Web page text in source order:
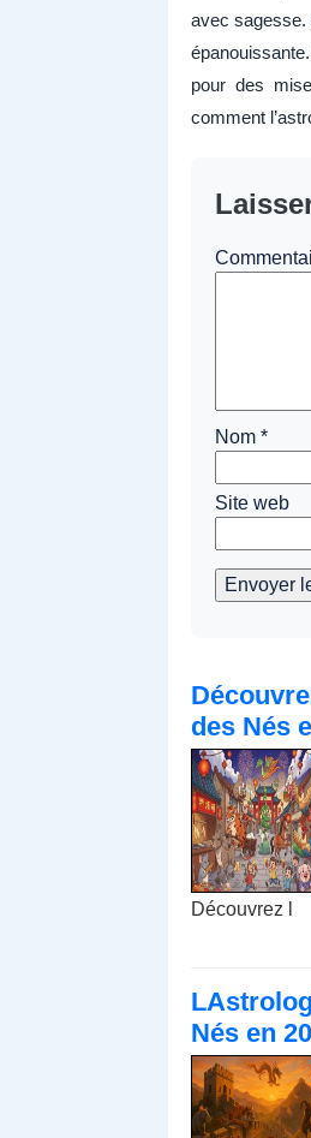
avec sagesse.
pour des
comment
Nom *
Site web
Envoyer
des Nés
Découvrez l
Nés en